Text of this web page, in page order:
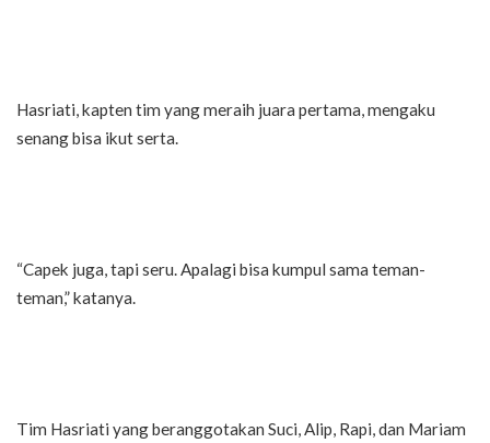
Hasriati, kapten tim yang meraih juara pertama, mengaku
senang bisa ikut serta.
“Capek juga, tapi seru. Apalagi bisa kumpul sama teman-
teman,” katanya.
Tim Hasriati yang beranggotakan Suci, Alip, Rapi, dan Mariam